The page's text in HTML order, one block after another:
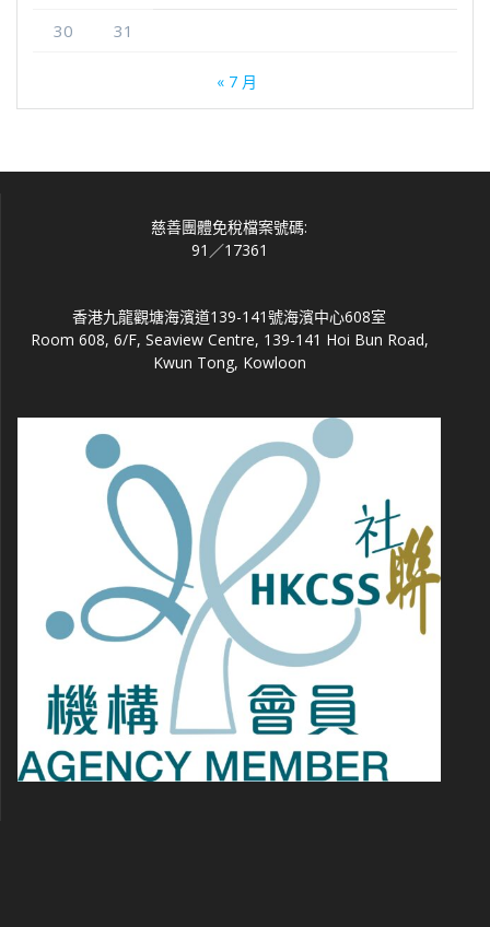
30
31
« 7 月
慈善團體免稅檔案號碼:
91／17361
香港九龍觀塘海濱道139-141號海濱中心608室
Room 608, 6/F, Seaview Centre, 139-141 Hoi Bun Road,
Kwun Tong, Kowloon